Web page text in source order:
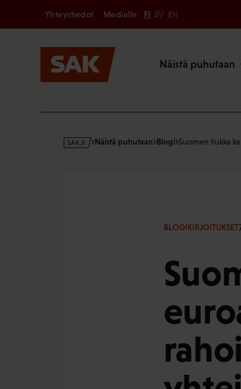
Secondary
Yhteystiedot Medialle FI SV EN
Näistä puhutaan
s
Näistä puhutaan Blogi Suomen tiukka
BLOGIKIRJOITUKSET